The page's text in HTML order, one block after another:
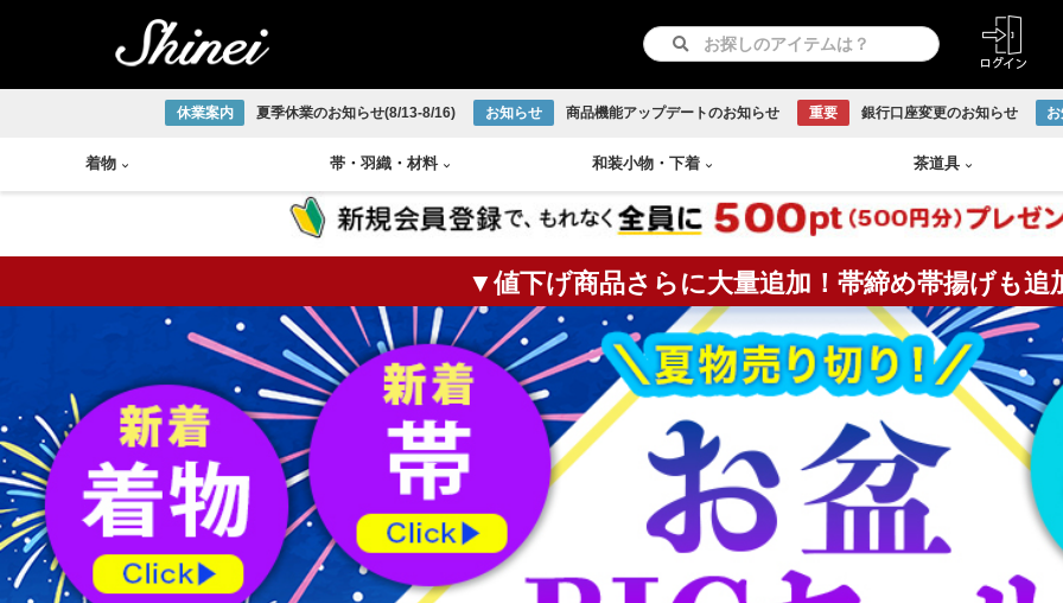
休業案内 夏季休業のお知らせ(8/13-8/16) お知らせ 商品機能アップデートのお知らせ 重要 銀行口座変更のお知らせ
着物
小紋着物 紬着物
色無地着物 大正ロマン着物
浴衣
紋つき色無地 付け下げ
留袖
リサイクル振袖・打掛
帯 ・ 羽織 ・ 材料
アンティーク半幅帯 アンティーク袋帯
アンティーク名古屋帯 アンティーク丸帯
新品/リサイクル半幅帯 新品/リサイクル袋帯
新品/リサイクル名古屋帯 新品/リサイクル丸帯
リサイクル羽織 リサイクル道行コート
リサイクル道中着 リサイクル雨コート
大正ロマン羽織
和装小物 ・ 下着
帯締め 帯揚げ
半衿 伊達締め
草履 下駄
バッグ 足袋
長襦袢 和装下着
茶道具
茶碗 火入
莨盆
茶箱
花台
皆具
釜
風炉
炉釜
炉縁
棚
屏風
水指
薄茶器
茶入
杓
縁高
急須 鉄瓶
茶托
掛軸 書画
中国画
天然石/パワーストーン
Baccarat
WEDGWOOD
琉球織物 宮古上布
大島紬 結城紬
本場正藍泥染 ひげ紬
節紬 80/100亀甲
古伊万里焼 伊賀焼 古曽部焼
虫明焼 赤膚焼
丹波焼
京焼 九谷焼
出石焼
平戸焼
志野焼
有田焼
朝日焼 楽山焼
▼値下げ商品さらに大量追加！帯締め帯揚げも